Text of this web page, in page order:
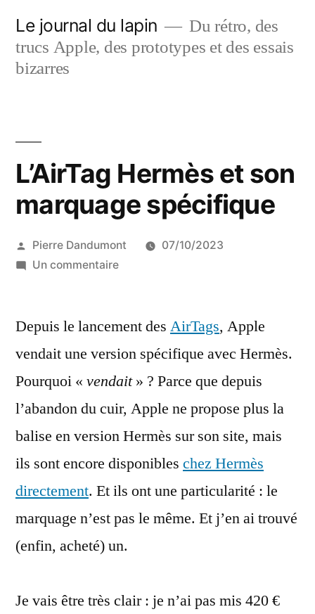
contenu
Le journal du lapin
Du rétro, des
trucs Apple, des prototypes et des essais
bizarres
L’AirTag Hermès et son
marquage spécifique
Publié
par
Pierre Dandumont
07/10/2023
Un commentairesur
et
marquage
spécifique
Depuis le lancement des AirTags, Apple
vendait une version spécifique avec Hermès.
Pourquoi « vendait» ? Parce que depuis
l’abandon du cuir, Apple ne propose plus la
balise en version Hermès sur son site, mais
ils sont encore disponibles chez Hermès
directement. Et ils ont une particularité : le
marquage n’est pas le même. Et j’en ai trouvé
(enfin, acheté) un.
Je vais être très clair : je n’ai pas mis 420 €